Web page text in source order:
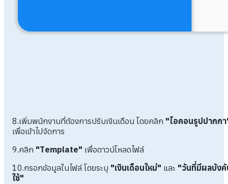
8.เพิ่มพนักงานที่ต้องการปรับเงินเดือน โดยคลิก "ไอคอนรูปปากก
เพื่อเข้าไปจัดการ
9.คลิก "Template" เพื่อดาวน์โหลดไฟล์
10.กรอกข้อมูลในไฟล์ โดยระบุ "เงินเดือนใหม่" และ "วันที่มีผลบัง
ใช้"